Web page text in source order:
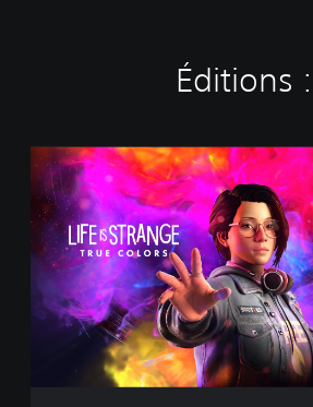
Éditions :
d
t
i
o